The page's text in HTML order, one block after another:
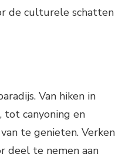
de culturele schatten
Van hiken in
canyoning en
te genieten. Verken
deel te nemen aan